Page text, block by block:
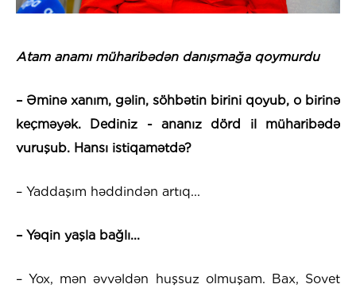
Atam anamı müharibədən danışmağa qoymurdu
– Əminə xanım, gəlin, söhbətin birini qoyub, o birinə
keçməyək. Dediniz - ananız dörd il müharibədə
vuruşub. Hansı istiqamətdə?
– Yaddaşım həddindən artıq...
– Yəqin yaşla bağlı...
– Yox, mən əvvəldən huşsuz olmuşam. Bax, Sovet